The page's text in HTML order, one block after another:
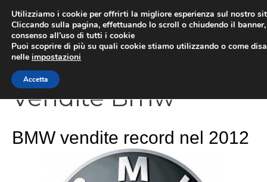
contenuto
Vendite Bmw
BMW vendite record nel 2012
Utilizziamo i cookie per offrirti la migliore esperienza sul nostro
Cliccando sulla pagina, effettuando lo scroll o chiudendo il
consenso all’uso di tutti i cookie
Puoi scoprire di più su quali cookie stiamo utilizzando o come
nelle impostazioni
Accetta